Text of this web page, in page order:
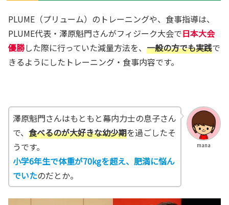
PLUME（プリューム）のトレーニングや、食事指導は、
PLUME代表・澤原魁門さんがフィジーク大会で日本大会
優勝した際に行っていた減量方法を、 一般の方でも実践で
きるようにしたトレーニング・食事内容です。
mana
澤原魁門さんはもともと幕内力士の息子さん
で、 食べるのが大好きな幼少期を過ごしたそ
うです。
小学6年生で体重が70kgを超え、肥満に悩ん
でいたのだとか。